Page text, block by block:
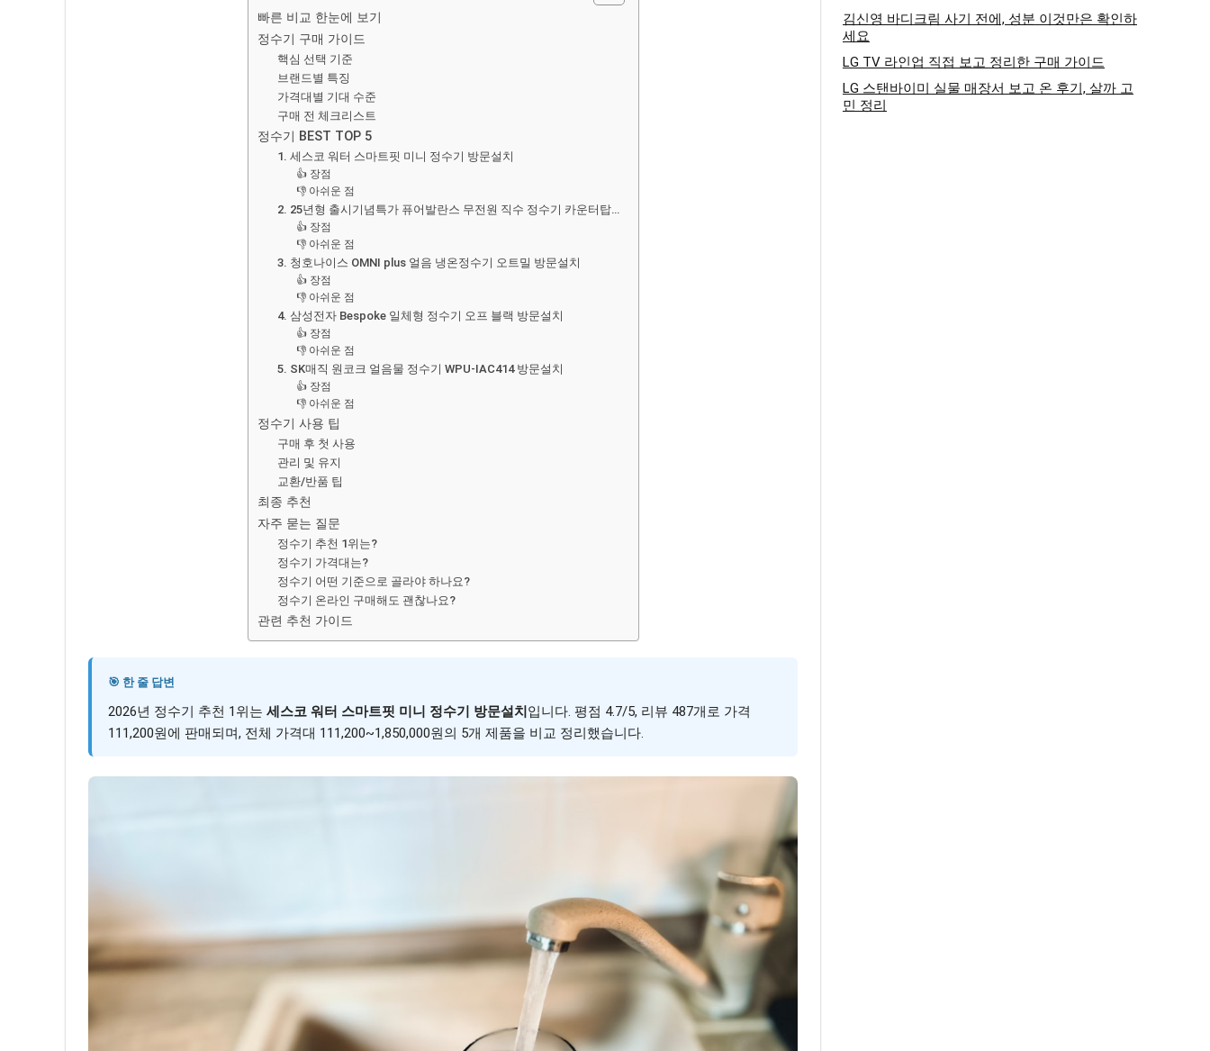
빠른 비교 한눈에 보기
정수기 구매 가이드
핵심 선택 기준
브랜드별 특징
가격대별 기대 수준
구매 전 체크리스트
정수기 BEST TOP 5
1. 세스코 워터 스마트핏 미니 정수기 방문설치
👍 장점
👎 아쉬운 점
2. 25년형 출시기념특가 퓨어발란스 무전원 직수 정수기 카운터탑…
👍 장점
👎 아쉬운 점
3. 청호나이스 OMNI plus 얼음 냉온정수기 오트밀 방문설치
👍 장점
👎 아쉬운 점
4. 삼성전자 Bespoke 일체형 정수기 오프 블랙 방문설치
👍 장점
👎 아쉬운 점
5. SK매직 원코크 얼음물 정수기 WPU-IAC414 방문설치
👍 장점
👎 아쉬운 점
정수기 사용 팁
구매 후 첫 사용
관리 및 유지
교환/반품 팁
최종 추천
자주 묻는 질문
정수기 추천 1위는?
정수기 가격대는?
정수기 어떤 기준으로 골라야 하나요?
정수기 온라인 구매해도 괜찮나요?
관련 추천 가이드
🎯 한 줄 답변
2026년 정수기 추천 1위는 세스코 워터 스마트핏 미니 정수기 방문설치입니다. 평점 4.7/5, 리뷰 487개로 가격
111,200원에 판매되며, 전체 가격대 111,200~1,850,000원의 5개 제품을 비교 정리했습니다.
김신영 바디크림 사기 전에, 성분 이것만은 확인하
세요
LG TV 라인업 직접 보고 정리한 구매 가이드
LG 스탠바이미 실물 매장서 보고 온 후기, 살까 고
민 정리